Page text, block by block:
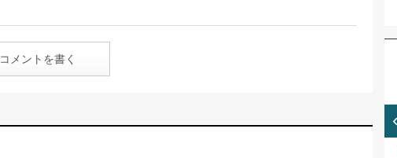
コメントを書く
‹